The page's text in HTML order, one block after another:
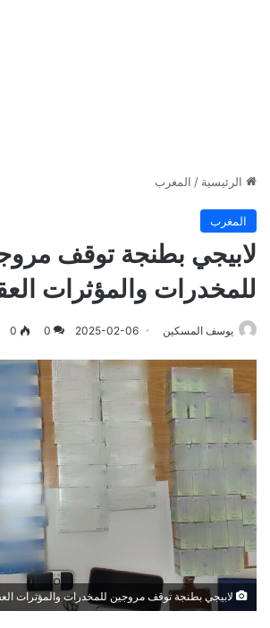
الرئيسية / المغرب
المغرب
لابيجي بطنجة توقف
للمخدرات والمؤثرات
يوسف المسكين 2025-02-06
0
0
لابيجي بطنجة توقف مروجين للمخدرات والمؤثرات